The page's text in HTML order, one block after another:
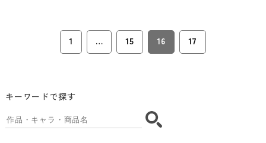
1 … 15 16 17
キーワードで探す